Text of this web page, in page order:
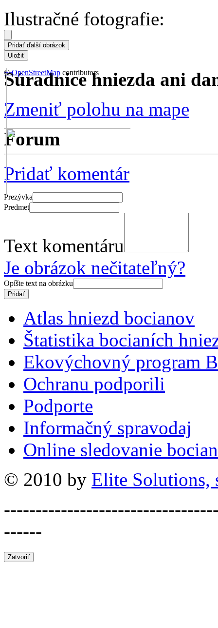
Ilustračné fotografie:
+−
©OpenStreetMap contributors
Súradnice hniezda ani
Zmeniť polohu na mape
Forum
Pridať komentár
Prezývka
Predmet
Text komentáru
Je obrázok nečitateľný?
Opíšte text na obrázku
Atlas hniezd bocianov
Štatistika bocianích
Ekovýchovný program
Ochranu podporili
Podporte
Informačný spravodaj
Online sledovanie
© 2010 by Elite Solutions,
------